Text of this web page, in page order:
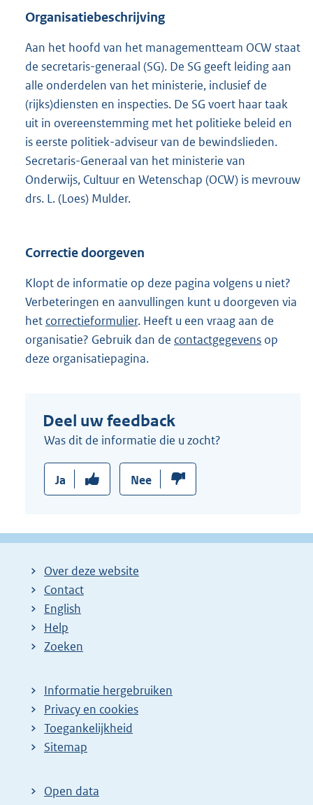
Organisatiebeschrijving
Aan het hoofd van het managementteam OCW staat
de secretaris-generaal (SG). De SG geeft leiding aan
alle onderdelen van het ministerie, inclusief de
(rijks)diensten en inspecties. De SG voert haar taak
uit in overeenstemming met het politieke beleid en
is eerste politiek-adviseur van de bewindslieden.
Secretaris-Generaal van het ministerie van
Onderwijs, Cultuur en Wetenschap (OCW) is mevrouw
drs. L. (Loes) Mulder.
Correctie doorgeven
Klopt de informatie op deze pagina volgens u niet?
Verbeteringen en aanvullingen kunt u doorgeven via
het correctieformulier. Heeft u een vraag aan de
organisatie? Gebruik dan de contactgegevens op
deze organisatiepagina.
Deel uw feedback
Was dit de informatie die u zocht?
Ja Nee
Over deze website
Contact
English
Help
Zoeken
Informatie hergebruiken
Privacy en cookies
Toegankelijkheid
Sitemap
Open data